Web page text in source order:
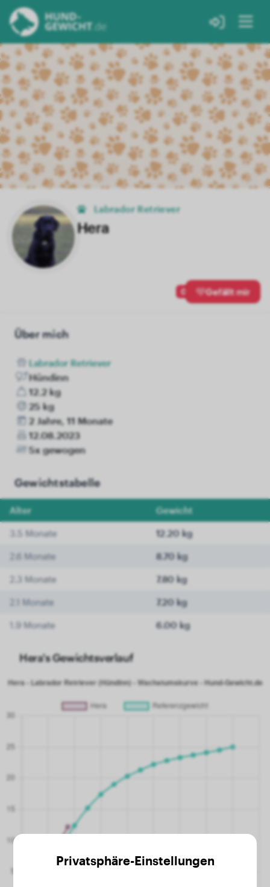
Labrador Retriever
Hera
0 Gefällt mir
Über mich
Labrador Retriever
Hündinn
12.2 kg
25 kg
2 Jahre, 11 Monate
12.08.2023
5x gewogen
Gewichtstabelle
Alter Gewicht
3.5 Monate 12.20 kg
2.6 Monate 8.70 kg
2.3 Monate 7.80 kg
2.1 Monate 7.20 kg
1.9 Monate 6.00 kg
Hera's Gewichtsverlauf
Privatsphäre-Einstellungen